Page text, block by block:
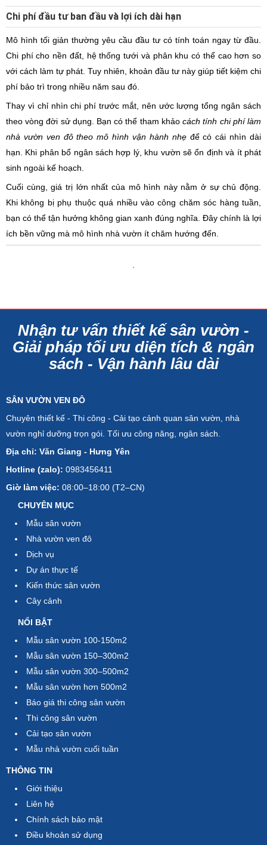
Chi phí đầu tư ban đầu và lợi ích dài hạn
Mô hình tối giản thường yêu cầu đầu tư có tính toán ngay từ đầu.
Chi phí cho nền đất, hệ thống tưới và phân khu có thể cao hơn so
với cách làm tự phát. Tuy nhiên, khoản đầu tư này giúp tiết kiệm chi
phí bảo trì trong nhiều năm sau đó.
Thay vì chỉ nhìn chi phí trước mắt, nên ước lượng tổng ngân sách
theo vòng đời sử dụng. Bạn có thể tham khảocách tính chi phí làm
nhà vườn ven đô theo mô hình vận hành nhẹđể có cái nhìn dài
hạn. Khi phân bổ ngân sách hợp lý, khu vườn sẽ ổn định và ít phát
sinh ngoài kế hoạch.
Cuối cùng, giá trị lớn nhất của mô hình này nằm ở sự chủ động.
Khi không bị phụ thuộc quá nhiều vào công chăm sóc hàng tuần,
bạn có thể tận hưởng không gian xanh đúng nghĩa. Đây chính là lợi
ích bền vững mà mô hình nhà vườn ít chăm hướng đến.
.
Nhận tư vấn thiết kế sân vườn -
Giải pháp tối ưu diện tích & ngân
sách - Vận hành lâu dài
SÂN VƯỜN VEN ĐÔ
Chuyên thiết kế - Thi công - Cải tạo cảnh quan sân vườn, nhà
vườn nghỉ dưỡng trọn gói. Tối ưu công năng, ngân sách.
Địa chỉ: Văn Giang - Hưng Yên
Hotline (zalo): 0983456411
Giờ làm việc: 08:00–18:00 (T2–CN)
CHUYÊN MỤC
Mẫu sân vườn
Nhà vườn ven đô
Dịch vụ
Dự án thực tế
Kiến thức sân vườn
Cây cảnh
NỔI BẬT
Mẫu sân vườn 100-150m2
Mẫu sân vườn 150–300m2
Mẫu sân vườn 300–500m2
Mẫu sân vườn hơn 500m2
Báo giá thi công sân vườn
Thi công sân vườn
Cải tạo sân vườn
Mẫu nhà vườn cuối tuần
THÔNG TIN
Giới thiệu
Liên hệ
Chính sách bảo mật
Điều khoản sử dụng